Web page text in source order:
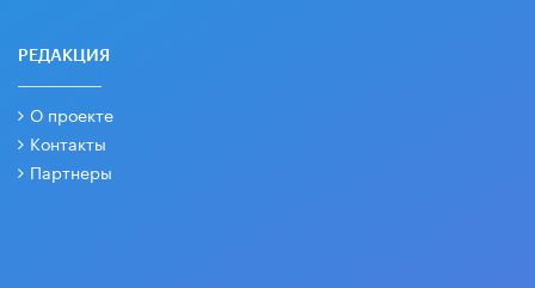
РЕДАКЦИЯ
О проекте
Контакты
Партнеры